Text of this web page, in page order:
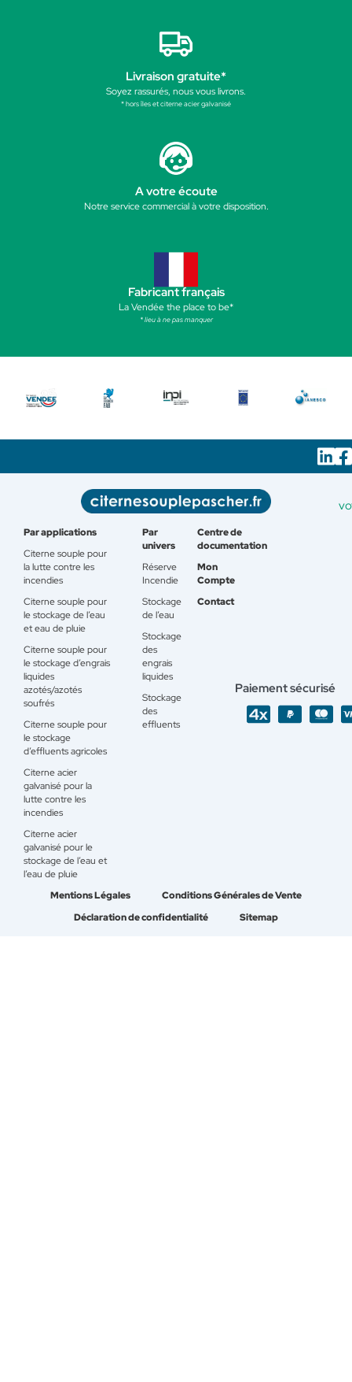
Livraison gratuite*
Soyez rassurés, nous vous livrons.
* hors îles et citerne acier galvanisé
A votre écoute
Notre service commercial à votre disposition.
Fabricant français
La Vendée the place to be*
* lieu à ne pas manquer
Par applications
Citerne souple pour
la lutte contre les
incendies
Citerne souple pour
le stockage de l’eau
et eau de pluie
Citerne souple pour
le stockage d’engrais
liquides
azotés/azotés
soufrés
Citerne souple pour
le stockage
d’effluents agricoles
Citerne acier
galvanisé pour la
lutte contre les
incendies
Citerne acier
galvanisé pour le
stockage de l’eau et
l’eau de pluie
Par
univers
Réserve
Incendie
Stockage
de l’eau
Stockage
des
engrais
liquides
Stockage
des
effluents
Centre de
documentation
Mon
Compte
Contact
Paiement sécurisé
Mentions Légales
Conditions Générales de Vente
Déclaration de confidentialité
Sitemap